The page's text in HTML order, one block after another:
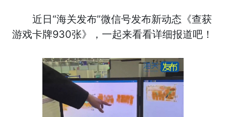
近日“海关发布”微信号发布新动态《查获
游戏卡牌930张》，一起来看看详细报道吧！